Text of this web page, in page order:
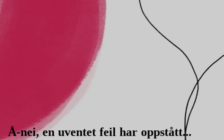
Å-nei, en uventet feil har oppstått...